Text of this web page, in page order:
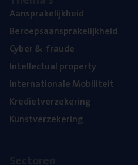
Aan­spra­ke­lijk­heid
Beroeps­aan­spra­ke­lijk­heid
Cyber& fraude
Intel­lec­tu­al property
Inter­na­ti­o­na­le Mobiliteit
Kre­diet­ver­ze­ke­ring
Kunst­ver­ze­ke­ring